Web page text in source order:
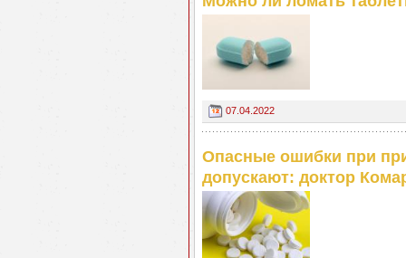
07.04.2022
Опасные ошибки при
допускают: доктор